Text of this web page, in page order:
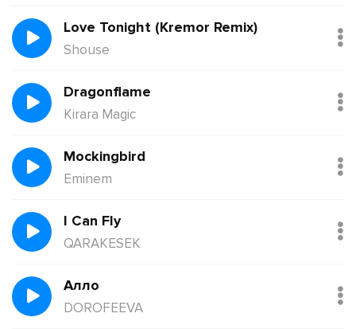
Love Tonight (Kremor Remix)
Shouse
Dragonflame
Kirara Magic
Mockingbird
Eminem
I Can Fly
QARAKESEK
Алло
DOROFEEVA